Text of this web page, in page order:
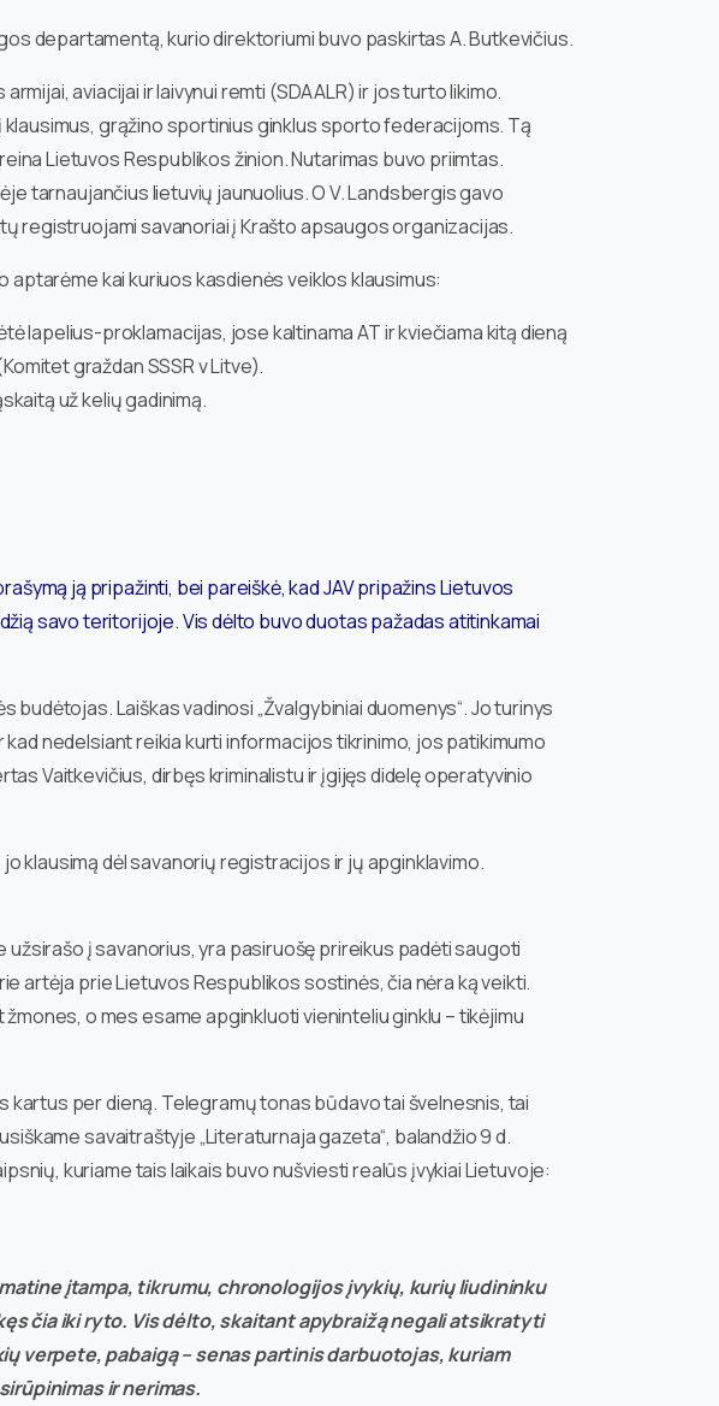
departamentą, kurio direktoriumi buvo paskirtas A. Butkevičius.
aviacijai ir laivynui remti (SDAALR) ir jos turto likimo.
klausimus, grąžino sportinius ginklus sporto federacijoms. Tą
Lietuvos Respublikos žinion. Nutarimas buvo priimtas.
tarnaujančius lietuvių jaunuolius. O V. Landsbergis gavo
registruojami savanoriai į Krašto apsaugos organizacijas.
kai kuriuos kasdienės veiklos klausimus:
lapelius-proklamacijas, jose kaltinama AT ir kviečiama kitą dieną
graždan SSSR v Litve).
už kelių gadinimą.
ją pripažinti, bei pareiškė, kad JAV pripažins Lietuvos
savo teritorijoje. Vis dėlto buvo duotas pažadas atitinkamai
Laiškas vadinosi „Žvalgybiniai duomenys“. Jo turinys
nedelsiant reikia kurti informacijos tikrinimo, jos patikimumo
Vaitkevičius, dirbęs kriminalistu ir įgijęs didelę operatyvinio
klausimą dėl savanorių registracijos ir jų apginklavimo.
į savanorius, yra pasiruošę prireikus padėti saugoti
artėja prie Lietuvos Respublikos sostinės, čia nėra ką veikti.
o mes esame apginkluoti vieninteliu ginklu – tikėjimu
per dieną. Telegramų tonas būdavo tai švelnesnis, tai
savaitraštyje „Literaturnaja gazeta“, balandžio 9 d.
kuriame tais laikais buvo nušviesti realūs įvykiai Lietuvoje:
įtampa, tikrumu, chronologijos įvykių, kurių liudininku
čia iki ryto. Vis dėlto, skaitant apybraižą negali atsikratyti
verpete, pabaigą – senas partinis darbuotojas, kuriam
ir nerimas.